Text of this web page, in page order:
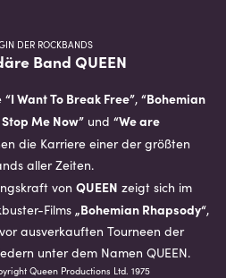
DER ROCKBANDS
Band QUEEN
“I Want To Break Free”, “Bohemian
Stop Me Now” und “We are
die Karriere einer der größten
aller Zeiten.
von QUEEN zeigt sich im
Films „Bohemian Rhapsody“,
ausverkauften Tourneen der
unter dem Namen QUEEN.
Queen Productions Ltd. 1975